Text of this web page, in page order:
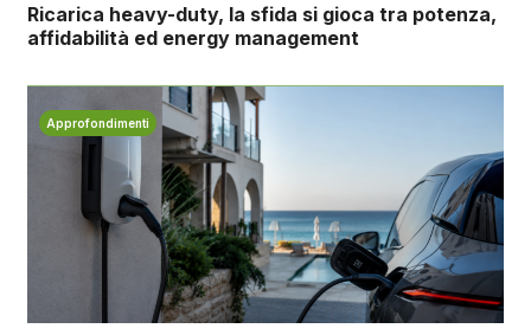
Ricarica heavy-duty, la sfida si gioca tra potenza,
affidabilità ed energy management
Approfondimenti